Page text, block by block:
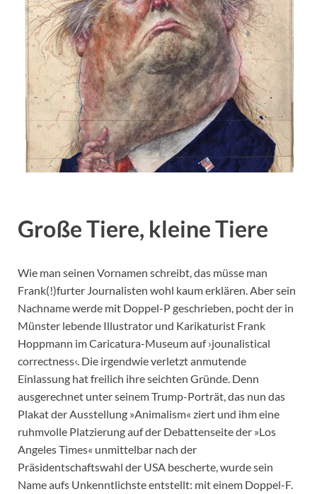
Große Tiere, kleine Tiere
Wie man seinen Vornamen schreibt, das müsse man
Frank(!)furter Journalisten wohl kaum erklären. Aber sein
Nachname werde mit Doppel-P geschrieben, pocht der in
Münster lebende Illustrator und Karikaturist Frank
Hoppmann im Caricatura-Museum auf ›jounalistical
correctness‹. Die irgendwie verletzt anmutende
Einlassung hat freilich ihre seichten Gründe. Denn
ausgerechnet unter seinem Trump-Porträt, das nun das
Plakat der Ausstellung »Animalism« ziert und ihm eine
ruhmvolle Platzierung auf der Debattenseite der »Los
Angeles Times« unmittelbar nach der
Präsidentschaftswahl der USA bescherte, wurde sein
Name aufs Unkenntlichste entstellt: mit einem Doppel-F.